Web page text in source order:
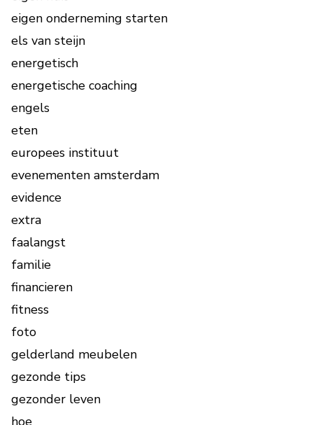
eigen onderneming starten
els van steijn
energetisch
energetische coaching
engels
eten
europees instituut
evenementen amsterdam
evidence
extra
faalangst
familie
financieren
fitness
foto
gelderland meubelen
gezonde tips
gezonder leven
hoe